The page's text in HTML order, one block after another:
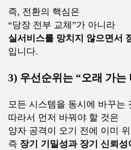
즉, 전환의 핵심은
“당장 전부 교체”가 아니라
실서비스를 망치지 않으면서
입니다.
3) 우선순위는 “오래 가는
모든 시스템을 동시에 바꾸는
따라서 먼저 바꿔야 할 것은
양자 공격이 오기 전에 이미
즉 장기 기밀성과 장기 신뢰